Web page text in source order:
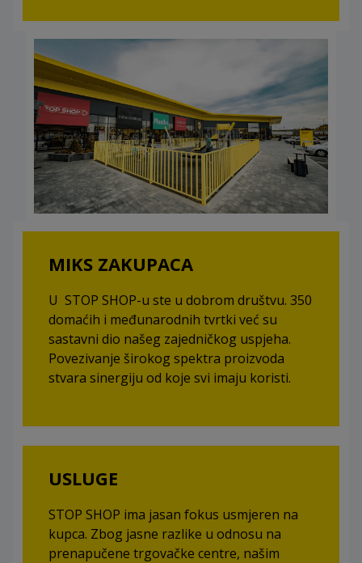
MIKS ZAKUPACA
U STOP SHOP-u ste u dobrom društvu. 350
domaćih i međunarodnih tvrtki već su
sastavni dio našeg zajedničkog uspjeha.
Povezivanje širokog spektra proizvoda
stvara sinergiju od koje svi imaju koristi.
USLUGE
STOP SHOP ima jasan fokus usmjeren na
kupca. Zbog jasne razlike u odnosu na
prenapučene trgovačke centre, našim